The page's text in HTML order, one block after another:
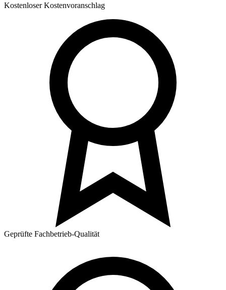
Kostenloser Kostenvoranschlag
Geprüfte Fachbetrieb-Qualität